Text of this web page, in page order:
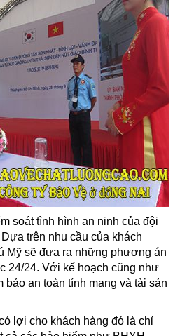
soát tình hình an ninh của đội
trên nhu cầu của khách
Mỹ sẽ đưa ra những phương án
24/24. Với kế hoạch cũng như
bảo an toàn tính mạng và tài sản
lợi cho khách hàng đó là chỉ